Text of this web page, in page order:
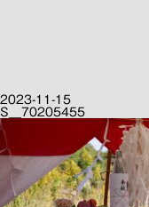
2023-11-15
S__70205455